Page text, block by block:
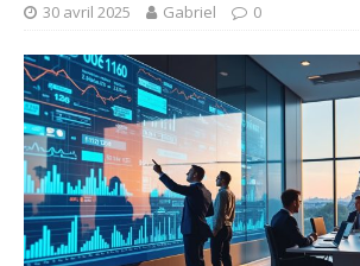
30 avril 2025 Gabriel 0